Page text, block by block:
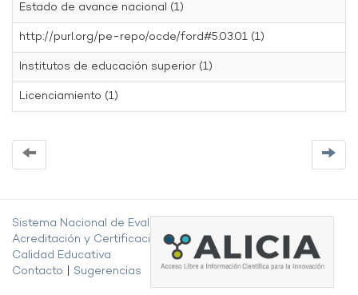
Estado de avance nacional (1)
http://purl.org/pe-repo/ocde/ford#5.03.01 (1)
Institutos de educación superior (1)
Licenciamiento (1)
Sistema Nacional de Evaluación,
Acreditación y Certificación de la
Calidad Educativa
Contacto
Sugerencias